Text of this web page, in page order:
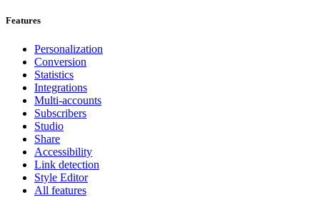
Features
Personalization
Conversion
Statistics
Integrations
Multi-accounts
Subscribers
Studio
Share
Accessibility
Link detection
Style Editor
All features